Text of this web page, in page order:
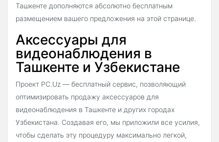
Ташкенте дополняются абсолютно бесплатным
размещением вашего предложения на этой странице.
Аксессуары для
видеонаблюдения в
Ташкенте и Узбекистане
Проект PC.Uz — бесплатный сервис, позволяющий
оптимизировать продажу аксессуаров для
видеонаблюдения в Ташкенте и других городах
Узбекистана. Создавая его, мы приложили все усилия,
чтобы сделать эту процедуру максимально легкой,